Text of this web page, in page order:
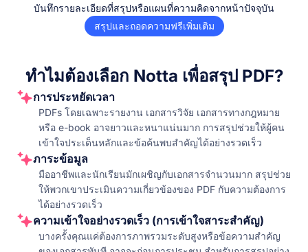
บันทึกรายละเอียดที่สรุปหรือแผนที่ความคิดจากหน้าปัจจุบัน
สรุปและถอดความฟรีเพิ่มเติม
ทำไมต้องเลือก Notta เพื่อสรุป PDF?
การประหยัดเวลา
PDFs โดยเฉพาะรายงาน เอกสารวิจัย เอกสารทางกฎหมาย
หรือ e-book อาจยาวและหนาแน่นมาก การสรุปช่วยให้ผู้คน
เข้าใจประเด็นหลักและข้อค้นพบสำคัญได้อย่างรวดเร็ว
ภาระข้อมูล
มืออาชีพและนักเรียนมักเผชิญกับเอกสารจำนวนมาก สรุปช่วย
ให้พวกเขาประเมินความเกี่ยวข้องของ PDF กับความต้องการ
ได้อย่างรวดเร็ว
ความเข้าใจอย่างรวดเร็ว (การเข้าใจสาระสำคัญ)
บางครั้งคุณแค่ต้องการภาพรวมระดับสูงหรือข้อความสำคัญ